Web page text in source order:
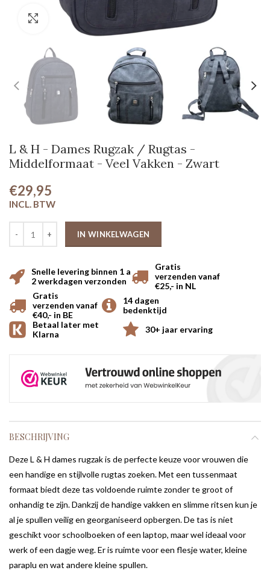
Klik om te vergroten
L & H - Dames Rugzak / Rugtas -
Middelformaat - Veel Vakken - Zwart
€29,95
IN WINKELWAGEN
Snelle levering binnen 1 a
2 werkdagen verzonden
Gratis
verzenden vanaf
€25,- in NL
Gratis
verzenden vanaf
€40,- in BE
14 dagen
bedenktijd
Betaal later met
Klarna
30+ jaar ervaring
BESCHRIJVING
Deze L & H dames rugzak is de perfecte keuze voor vrouwen die
een handige en stijlvolle rugtas zoeken. Met een tussenmaat
formaat biedt deze tas voldoende ruimte zonder te groot of
onhandig te zijn. Dankzij de handige vakken en slimme ritsen kun je
al je spullen veilig en georganiseerd opbergen. De tas is niet
geschikt voor schoolboeken of een laptop, maar wel ideaal voor
werk of een dagje weg. Er is ruimte voor een flesje water, kleine
paraplu en wat andere kleine spullen.